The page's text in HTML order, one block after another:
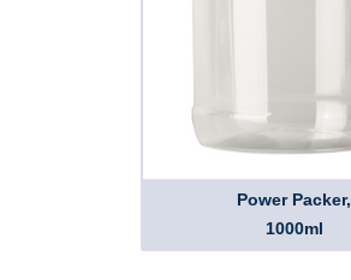
Power Packer,
1000ml